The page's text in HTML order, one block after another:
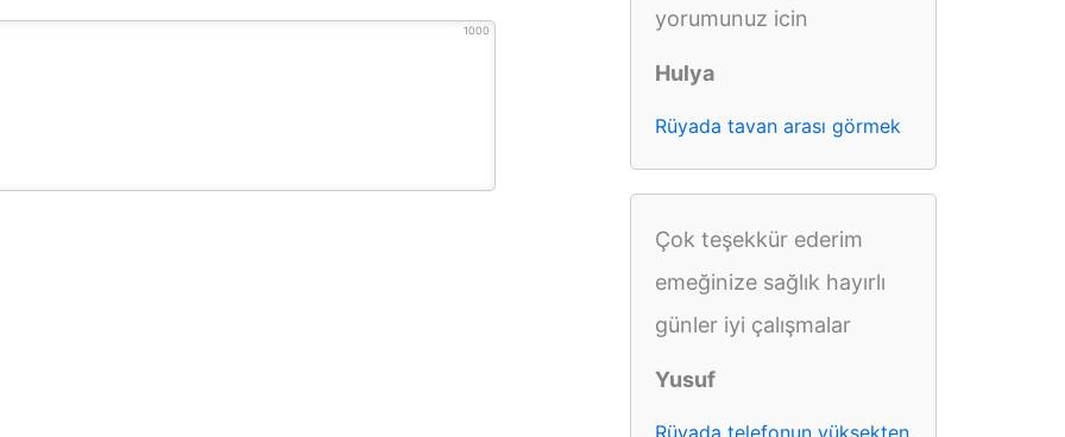
1000
yorumunuz icin
Hulya
Rüyada tavan arası görmek
Çok teşekkür ederim
emeğinize sağlık hayırlı
günler iyi çalışmalar
Yusuf
Rüyada telefonun yüksekten